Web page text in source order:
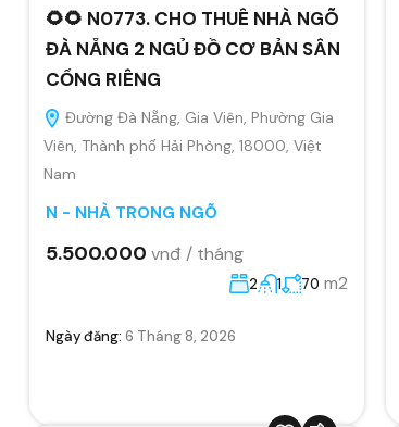
🌻🌻 N0773. CHO THUÊ NHÀ NGÕ
ĐÀ NẴNG 2 NGỦ ĐỒ CƠ BẢN SÂN
CỔNG RIÊNG
Đường Đà Nẵng, Gia Viên, Phường Gia
Viên, Thành phố Hải Phòng, 18000, Việt
Nam
N - NHÀ TRONG NGÕ
5.500.000 vnđ / tháng
2 1 70 m2
Ngày đăng: 6 Tháng 8, 2026